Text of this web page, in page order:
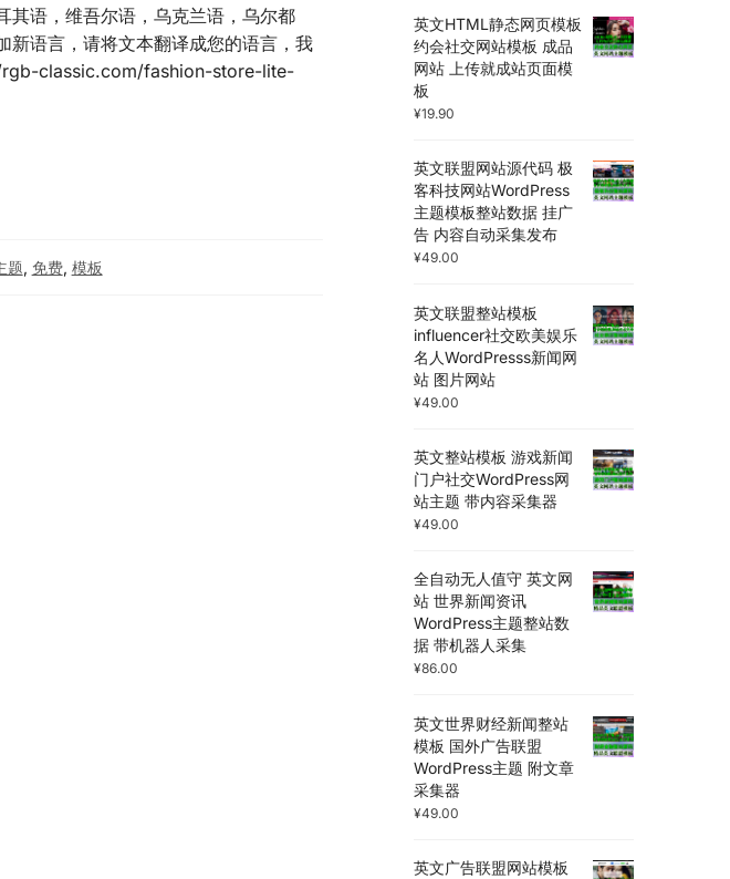
其语，维吾尔语，乌克兰语，乌尔都
新语言，请将文本翻译成您的语言，我
rgb-classic.com/fashion-store-lite-
题, 免费, 模板
英文HTML静态网页模板
约会社交网站模板 成品
网站 上传就成站页面模
板
¥19.90
英文联盟网站源代码 极
客科技网站WordPress
主题模板整站数据 挂广
告 内容自动采集发布
¥49.00
英文联盟整站模板
influencer社交欧美娱乐
名人WordPresss新闻网
站 图片网站
¥49.00
英文整站模板 游戏新闻
门户社交WordPress网
站主题 带内容采集器
¥49.00
全自动无人值守 英文网
站 世界新闻资讯
WordPress主题整站数
据 带机器人采集
¥86.00
英文世界财经新闻整站
模板 国外广告联盟
WordPress主题 附文章
采集器
¥49.00
英文广告联盟网站模板